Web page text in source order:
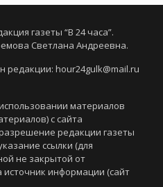
газеты “В 24 часа”.
Светлана Андреевна.
редакции: hour24gulk@mail.ru
материалов
с сайта
редакции газеты
ссылки (для
не закрытой от
источник информации (сайт